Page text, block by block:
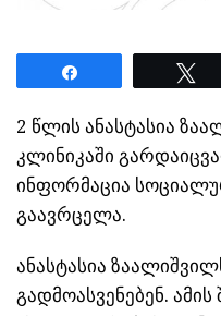
2 წლის ანასტასია
კლინიკაში
ინფორმაცია
გაავრცელა.
ანასტასია
გადმოასვენებენ.